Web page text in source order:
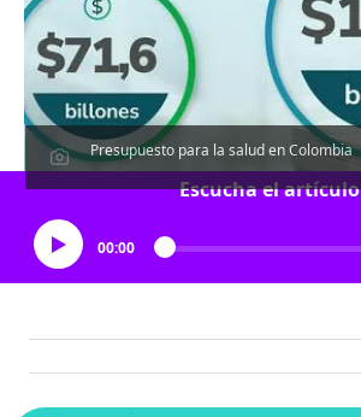
Presupuesto para la salud en Colombia
Escucha el artículo
00:00